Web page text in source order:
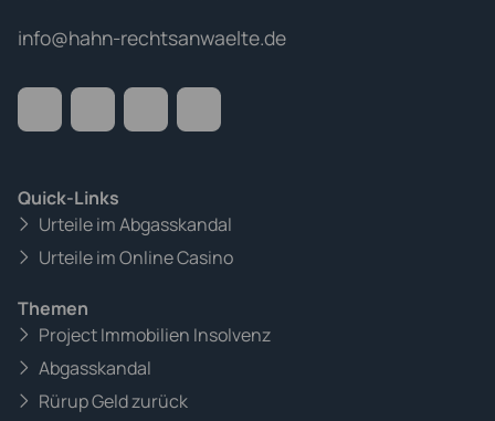
info@hahn-rechtsanwaelte.de
Quick-Links
Urteile im Abgasskandal
Urteile im Online Casino
Themen
Project Immobilien Insolvenz
Abgasskandal
Rürup Geld zurück